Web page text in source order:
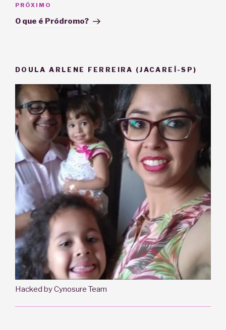
Próximo
post
PRÓXIMO
O que é Pródromo?
DOULA ARLENE FERREIRA (JACAREÍ-SP)
Hacked by Cynosure Team